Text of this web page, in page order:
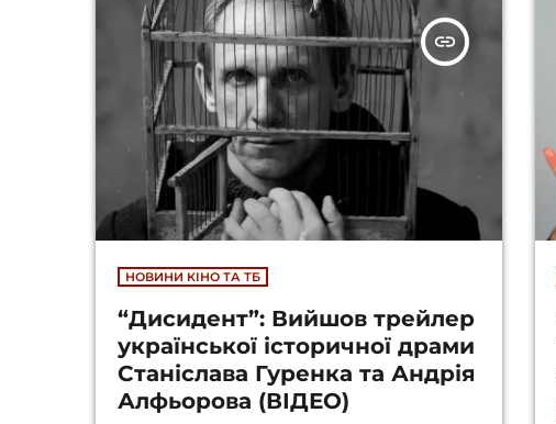
insert_link
НОВИНИ КІНО ТА ТБ
“Дисидент”: Вийшов трейлер
української історичної драми
Станіслава Гуренка та Андрія
Алфьорова (ВІДЕО)